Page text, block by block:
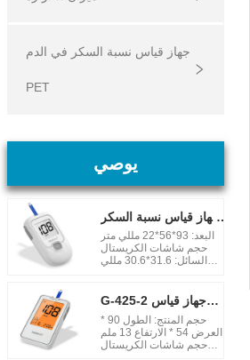
جهاز قياس نسبة السكر في الدم
PET
يوصي
جهاز قياس نسبة السكر
في الدم G-425-1 البعد: 93*56*22 مللي متر
حجم شاشات الكريستال
السائل: 31.6*30.6 مللي
بطاريات قلوية ذاكرة: 20
مجموعة شهادة: ادارة الاغذية
والعقاقير نطاق القياس : 20
ملجم / ديسيلتر - 600 ملجم
/ ديسيلتر (1.1 ملي مول /
G-425-2 جهاز قياس
نسبة السكر في الدم
حجم المنتج: الطول 90 *
العرض 54 * الارتفاع 13 ملم
حجم شاشات الكريستال